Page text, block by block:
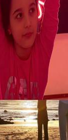
una giornata
pensata per
una vivace
per le date